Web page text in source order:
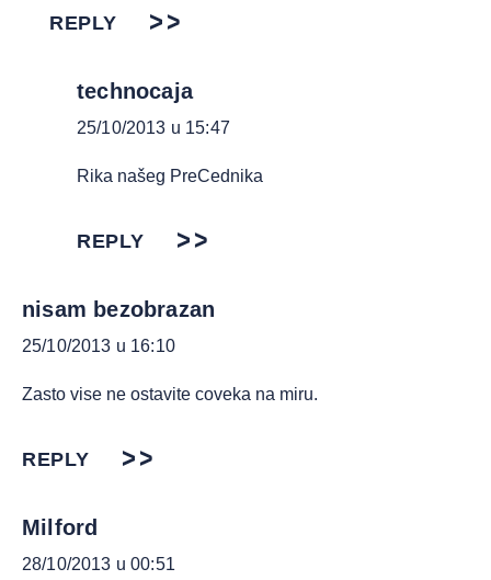
REPLY
technocaja
25/10/2013 u 15:47
Rika našeg PreCednika
REPLY
nisam bezobrazan
25/10/2013 u 16:10
Zasto vise ne ostavite coveka na miru.
REPLY
Milford
28/10/2013 u 00:51